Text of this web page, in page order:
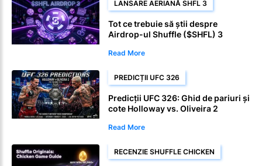
LANSARE AERIANĂ SHFL 3
Tot ce trebuie să știi despre
Airdrop-ul Shuffle ($SHFL) 3
Read More
PREDICȚII UFC 326
Predicții UFC 326: Ghid de pariuri și
cote Holloway vs. Oliveira 2
Read More
RECENZIE SHUFFLE CHICKEN